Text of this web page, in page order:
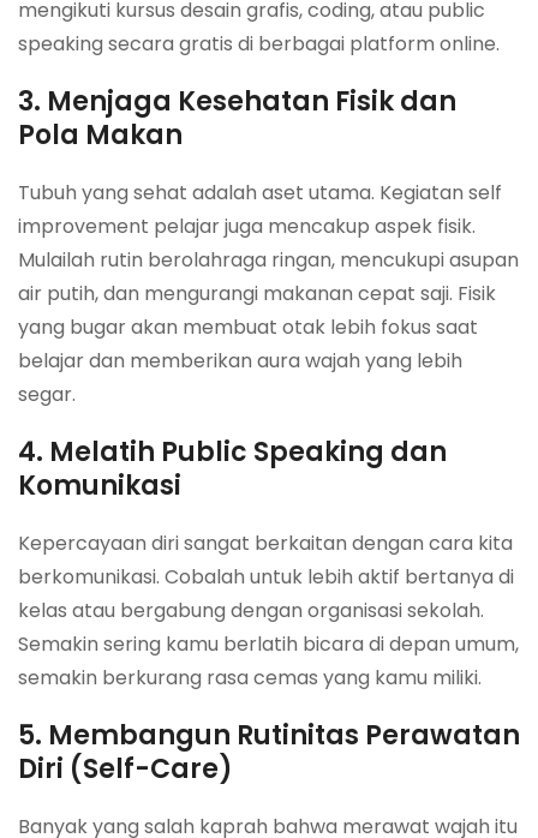
mengikuti kursus desain grafis, coding, atau public
speaking secara gratis di berbagai platform online.
3. Menjaga Kesehatan Fisik dan
Pola Makan
Tubuh yang sehat adalah aset utama. Kegiatan self
improvement pelajar juga mencakup aspek fisik.
Mulailah rutin berolahraga ringan, mencukupi asupan
air putih, dan mengurangi makanan cepat saji. Fisik
yang bugar akan membuat otak lebih fokus saat
belajar dan memberikan aura wajah yang lebih
segar.
4. Melatih Public Speaking dan
Komunikasi
Kepercayaan diri sangat berkaitan dengan cara kita
berkomunikasi. Cobalah untuk lebih aktif bertanya di
kelas atau bergabung dengan organisasi sekolah.
Semakin sering kamu berlatih bicara di depan umum,
semakin berkurang rasa cemas yang kamu miliki.
5. Membangun Rutinitas Perawatan
Diri (Self-Care)
Banyak yang salah kaprah bahwa merawat wajah itu